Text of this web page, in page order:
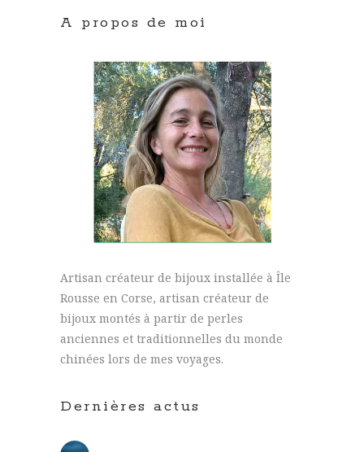
A propos de moi
Artisan créateur de bijoux installée à Île
Rousse en Corse, artisan créateur de
bijoux montés à partir de perles
anciennes et traditionnelles du monde
chinées lors de mes voyages.
Dernières actus